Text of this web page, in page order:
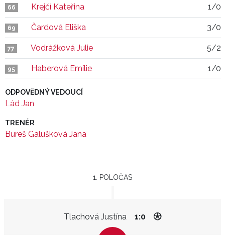
66 Krejčí Kateřina 1/0
69 Čardová Eliška 3/0
77 Vodrážková Julie 5/2
95 Haberová Emílie 1/0
ODPOVĚDNÝ VEDOUCÍ
Lád Jan
TRENÉR
Bureš Galušková Jana
1. POLOČAS
Tlachová Justína 1:0